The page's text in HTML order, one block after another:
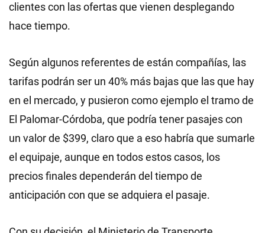
clientes con las ofertas que vienen desplegando
hace tiempo.
Según algunos referentes de están compañías, las
tarifas podrán ser un 40% más bajas que las que hay
en el mercado, y pusieron como ejemplo el tramo de
El Palomar-Córdoba, que podría tener pasajes con
un valor de $399, claro que a eso habría que sumarle
el equipaje, aunque en todos estos casos, los
precios finales dependerán del tiempo de
anticipación con que se adquiera el pasaje.